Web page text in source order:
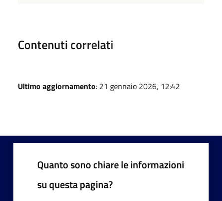
Contenuti correlati
Ultimo aggiornamento: 21 gennaio 2026, 12:42
Quanto sono chiare le informazioni
su questa pagina?